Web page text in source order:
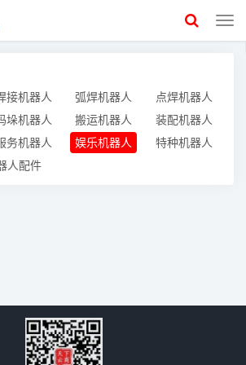
接机器人 弧焊机器人
点焊机器人
垛机器人 搬运机器人
装配机器人
务机器人 娱乐机器人
特种机器人
人配件